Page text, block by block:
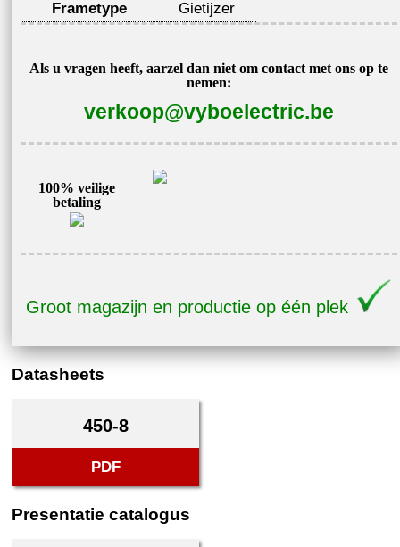
Frametype
Gietijzer
Als u vragen heeft, aarzel dan niet om contact met ons op te
nemen:
verkoop@vyboelectric.be
100% veilige
betaling
Groot magazijn en productie op één plek
Datasheets
450-8
PDF
Presentatie catalogus